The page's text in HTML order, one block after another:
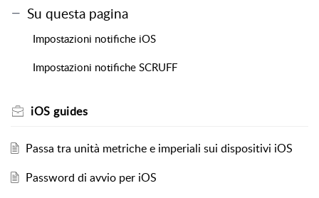
Su questa pagina
Impostazioni notifiche iOS
Impostazioni notifiche SCRUFF
iOS guides
Passa tra unità metriche e imperiali sui dispositivi iOS
Password di avvio per iOS